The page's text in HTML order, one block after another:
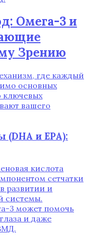
Омега-3 и
Зрению
где каждый
основных
ключевых
вашего
и EPA):
кислота
сетчатки
развитии и
системы.
3 может помочь
и даже